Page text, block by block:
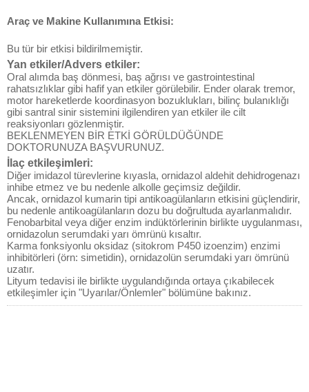
Araç ve Makine Kullanımına Etkisi:
Bu tür bir etkisi bildirilmemiştir.
Yan etkiler/Advers etkiler:
Oral alımda baş dönmesi, baş ağrısı ve gastrointestinal
rahatsızlıklar gibi hafif yan etkiler görülebilir. Ender olarak tremor,
motor hareketlerde koordinasyon bozuklukları, bilinç bulanıklığı
gibi santral sinir sistemini ilgilendiren yan etkiler ile cilt
reaksiyonları gözlenmiştir.
BEKLENMEYEN BİR ETKİ GÖRÜLDÜĞÜNDE
DOKTORUNUZA BAŞVURUNUZ.
İlaç etkileşimleri:
Diğer imidazol türevlerine kıyasla, ornidazol aldehit dehidrogenazı
inhibe etmez ve bu nedenle alkolle geçimsiz değildir.
Ancak, ornidazol kumarin tipi antikoagülanların etkisini güçlendirir,
bu nedenle antikoagülanların dozu bu doğrultuda ayarlanmalıdır.
Fenobarbital veya diğer enzim indüktörlerinin birlikte uygulanması,
ornidazolun serumdaki yarı ömrünü kısaltır.
Karma fonksiyonlu oksidaz (sitokrom P450 izoenzim) enzimi
inhibitörleri (örn: simetidin), ornidazolün serumdaki yarı ömrünü
uzatır.
Lityum tedavisi ile birlikte uygulandığında ortaya çıkabilecek
etkileşimler için "Uyarılar/Önlemler" bölümüne bakınız.